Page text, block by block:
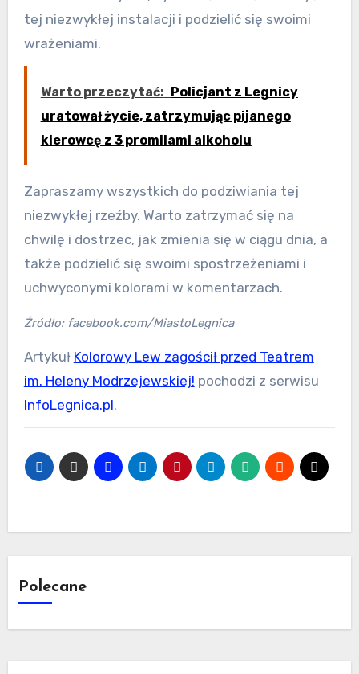
tej niezwykłej instalacji i podzielić się swoimi
wrażeniami.
Warto przeczytać: Policjant z Legnicy
uratował życie, zatrzymując pijanego
kierowcę z 3 promilami alkoholu
Zapraszamy wszystkich do podziwiania tej
niezwykłej rzeźby. Warto zatrzymać się na
chwilę i dostrzec, jak zmienia się w ciągu dnia, a
także podzielić się swoimi spostrzeżeniami i
uchwyconymi kolorami w komentarzach.
Źródło: facebook.com/MiastoLegnica
Artykuł Kolorowy Lew zagościł przed Teatrem
im. Heleny Modrzejewskiej! pochodzi z serwisu
InfoLegnica.pl.
Polecane